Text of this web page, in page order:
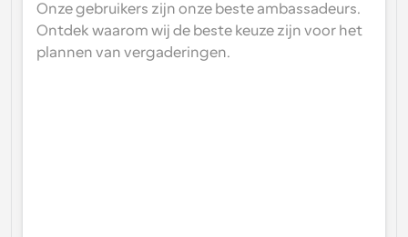
Onze gebruikers zijn onze beste ambassadeurs.
Ontdek waarom wij de beste keuze zijn voor het
plannen van vergaderingen.